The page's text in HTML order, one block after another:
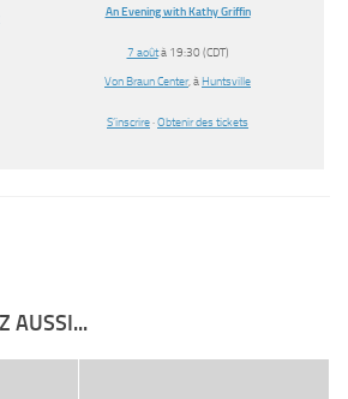
An Evening with Kathy Griffin
7 aoûtà 19:30 (CDT)
Von Braun Center, à Huntsville
S’inscrire·Obtenir des tickets
AUSSI...